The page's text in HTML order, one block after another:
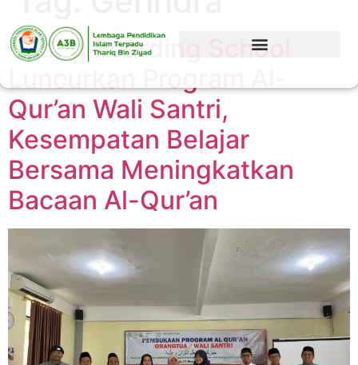
Thariq Boarding School
Qur’an Wali Santri,
Kesempatan Belajar
Bersama Meningkatkan
Bacaan Al-Qur’an